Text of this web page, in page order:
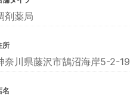
剤薬局
所
奈川県藤沢市鵠沼海岸5-2-19
名